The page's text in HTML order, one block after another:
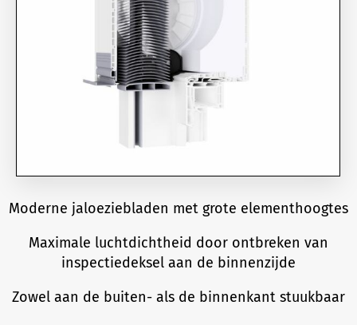
Moderne jaloeziebladen met grote elementhoogtes
Maximale luchtdichtheid door ontbreken van
inspectiedeksel aan de binnenzijde
Zowel aan de buiten- als de binnenkant stuukbaar